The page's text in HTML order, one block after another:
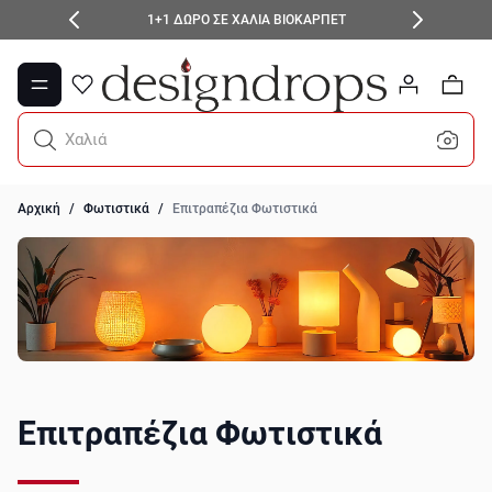
ΚΕΡΔΙΣΕ -10% ΣΕ ΟΛΑ ΤΑ ΦΟΙΤΗΤΙΚΑ ΠΑΚΕΤΑ!
Μετάβαση στο περιεχόμενο
0
Πιάτα
Αρχική / Φωτιστικά / Επιτραπέζια Φωτιστικά
Επιτραπέζια Φωτιστικά